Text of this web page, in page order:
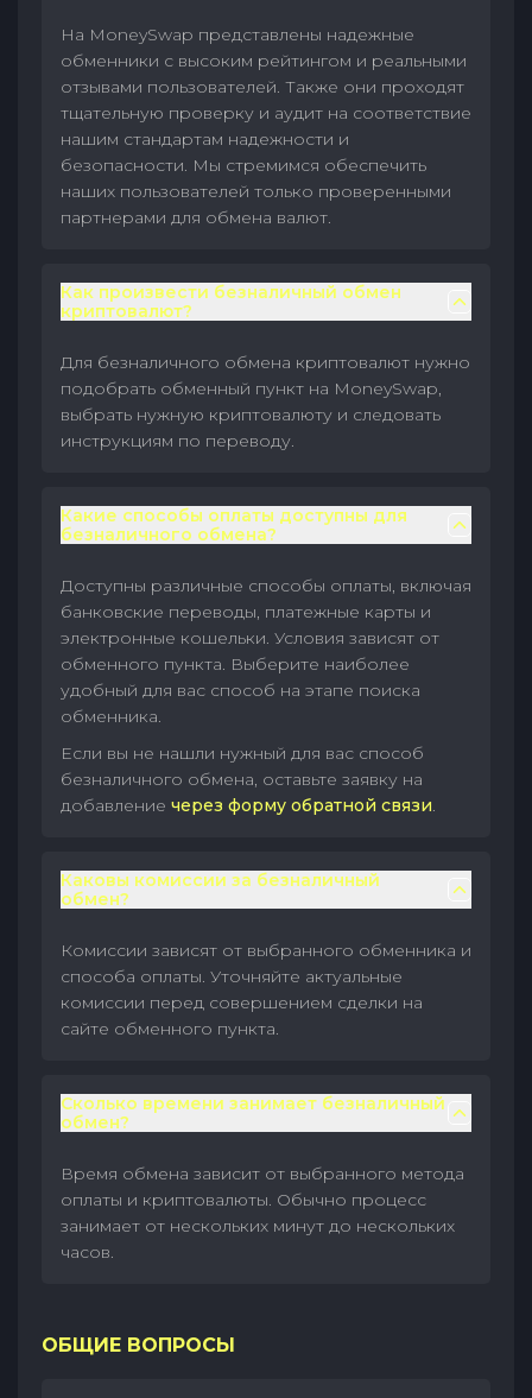
На MoneySwap представлены надежные
обменники с высоким рейтингом и реальными
отзывами пользователей. Также они проходят
тщательную проверку и аудит на соответствие
нашим стандартам надежности и
безопасности. Мы стремимся обеспечить
наших пользователей только проверенными
партнерами для обмена валют.
Как произвести безналичный обмен
криптовалют?
Для безналичного обмена криптовалют нужно
подобрать обменный пункт на MoneySwap,
выбрать нужную криптовалюту и следовать
инструкциям по переводу.
Какие способы оплаты доступны для
безналичного обмена?
Доступны различные способы оплаты, включая
банковские переводы, платежные карты и
электронные кошельки. Условия зависят от
обменного пункта. Выберите наиболее
удобный для вас способ на этапе поиска
обменника.
Если вы не нашли нужный для вас способ
безналичного обмена, оставьте заявку на
добавление через форму обратной связи.
Каковы комиссии за безналичный
обмен?
Комиссии зависят от выбранного обменника и
способа оплаты. Уточняйте актуальные
комиссии перед совершением сделки на
сайте обменного пункта.
Сколько времени занимает безналичный
обмен?
Время обмена зависит от выбранного метода
оплаты и криптовалюты. Обычно процесс
занимает от нескольких минут до нескольких
часов.
ОБЩИЕ ВОПРОСЫ